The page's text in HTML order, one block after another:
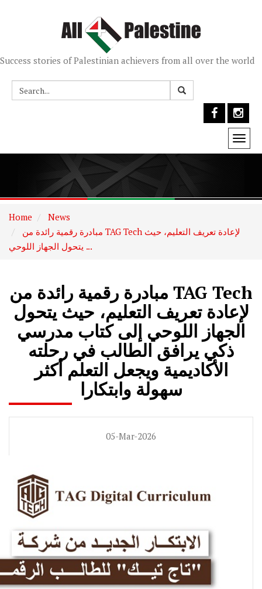
Success stories of Palestinian achievers from all over the world
Home
News
يتحول الجهاز اللوحي ...
مبادرة رقمية رائدة من TAG Tech
لإعادة تعريف التعليم، حيث يتحول
الجهاز اللوحي إلى كتاب مدرسي
ذكي يرافق الطالب في رحلته
الأكاديمية ويجعل التعلم أكثر
سهولة وابتكارا
05-Mar-2026